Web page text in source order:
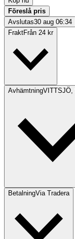
Föreslå pris
Avslutas30 aug 06:34
FraktFrån 24 kr
AvhämtningVITTSJÖ,
BetalningVia Tradera